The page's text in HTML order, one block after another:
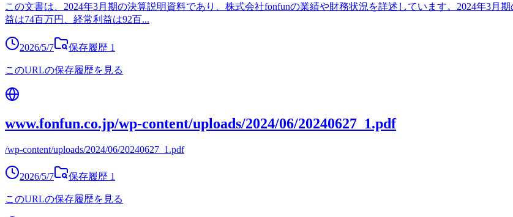
この文書は、2024年3月期の決算説明資料であり、株式会社fonfunの業績や財務状況を詳述しています。2024年3月
益は74百万円、経常利益は92百...
2026/5/7 保存履歴 1
このURLの保存履歴を見る
www.fonfun.co.jp/wp-content/uploads/2024/06/20240627_1.pdf
/wp-content/uploads/2024/06/20240627_1.pdf
2026/5/7 保存履歴 1
このURLの保存履歴を見る